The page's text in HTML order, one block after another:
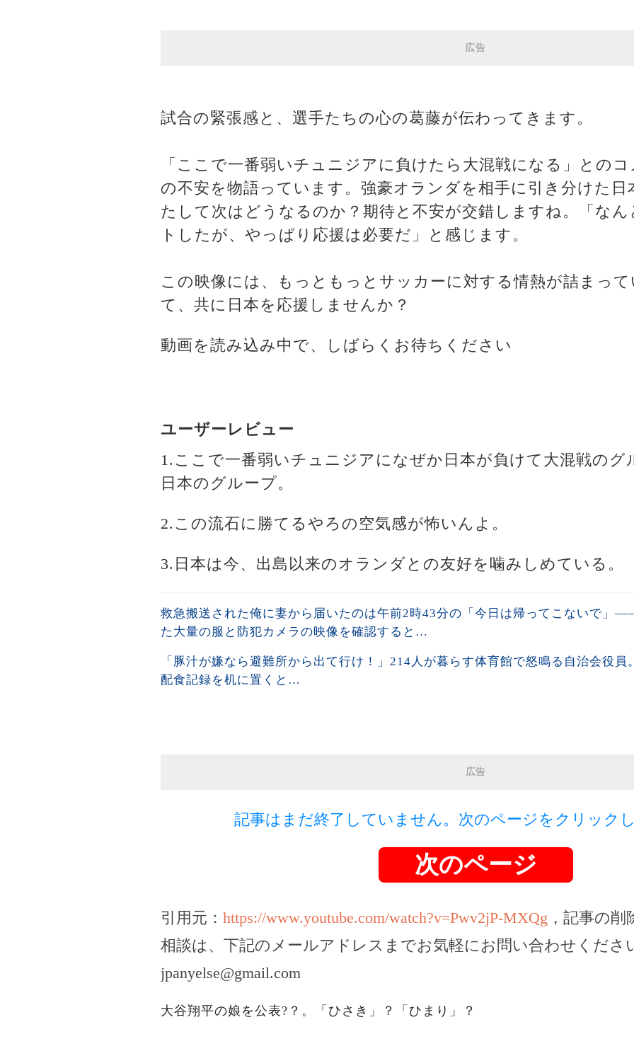
広告
試合の緊張感と、選手たちの心の葛藤が伝わってきます。
「ここで一番弱いチュニジアに負けたら大混戦になる」との
の不安を物語っています。強豪オランダを相手に引き分けた
たして次はどうなるのか？期待と不安が交錯しますね。「な
トしたが、やっぱり応援は必要だ」と感じます。
この映像には、もっともっとサッカーに対する情熱が詰まっ
て、共に日本を応援しませんか？
動画を読み込み中で、しばらくお待ちください
ユーザーレビュー
1.ここで一番弱いチュニジアになぜか日本が負けて大混戦の
日本のグループ。
2.この流石に勝てるやろの空気感が怖いんよ。
3.日本は今、出島以来のオランダとの友好を噛みしめている。
救急搬送された俺に妻から届いたのは午前2時43分の「今日は帰ってこないで」
た大量の服と防犯カメラの映像を確認すると…
「豚汁が嫌なら避難所から出て行け！」214人が暮らす体育館で怒鳴る自治会役
配食記録を机に置くと…
広告
記事はまだ終了していません。次のページをクリック
次のページ
引用元： https://www.youtube.com/watch?v=Pwv2jP-MXQg ，記事の
相談は、下記のメールアドレスまでお気軽にお問い合わせくださ
jpanyelse@gmail.com
大谷翔平の娘を公表?？。「ひさき」？「ひまり」？